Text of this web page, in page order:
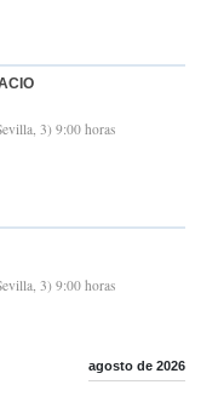
3) 9:00 horas
3) 9:00 horas
agosto de 2026